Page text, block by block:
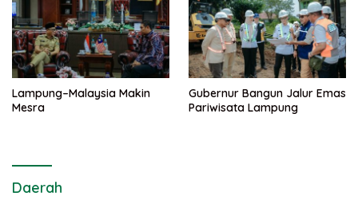
Lampung–Malaysia Makin
Mesra
Gubernur Bangun Jalur Emas
Pariwisata Lampung
Daerah